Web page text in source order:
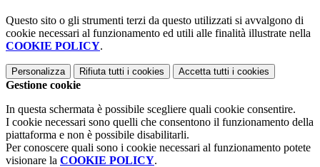
Questo sito o gli strumenti terzi da questo utilizzati si avvalgono di
cookie necessari al funzionamento ed utili alle finalità illustrate nella
COOKIE POLICY.
Personalizza Rifiuta tutti i cookies Accetta tutti i cookies
Gestione cookie
In questa schermata è possibile scegliere quali cookie consentire.
I cookie necessari sono quelli che consentono il funzionamento della
piattaforma e non è possibile disabilitarli.
Per conoscere quali sono i cookie necessari al funzionamento potete
visionare la COOKIE POLICY.